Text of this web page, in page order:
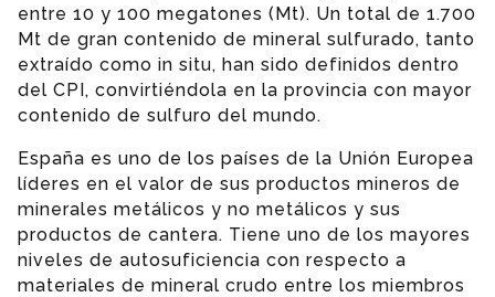
entre 10 y 100 megatones (Mt). Un total de 1.700
Mt de gran contenido de mineral sulfurado, tanto
extraído como in situ, han sido definidos dentro
del CPI, convirtiéndola en la provincia con mayor
contenido de sulfuro del mundo.
España es uno de los países de la Unión Europea
líderes en el valor de sus productos mineros de
minerales metálicos y no metálicos y sus
productos de cantera. Tiene uno de los mayores
niveles de autosuficiencia con respecto a
materiales de mineral crudo entre los miembros